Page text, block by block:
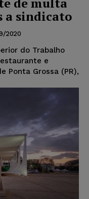
a sindicato
2020
do Trabalho
e
Ponta Grossa (PR),